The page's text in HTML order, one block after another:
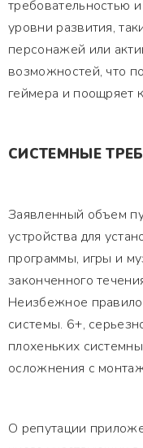
требовательностью
уровни развития,
персонажей или
возможностей, что
геймера и поощряет
СИСТЕМНЫЕ
Заявленный объем
устройства для
программы, игры и
законченного
Неизбежное
системы. 6+,
плохеньких
осложнения с
О репутации